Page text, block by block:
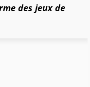
des jeux de